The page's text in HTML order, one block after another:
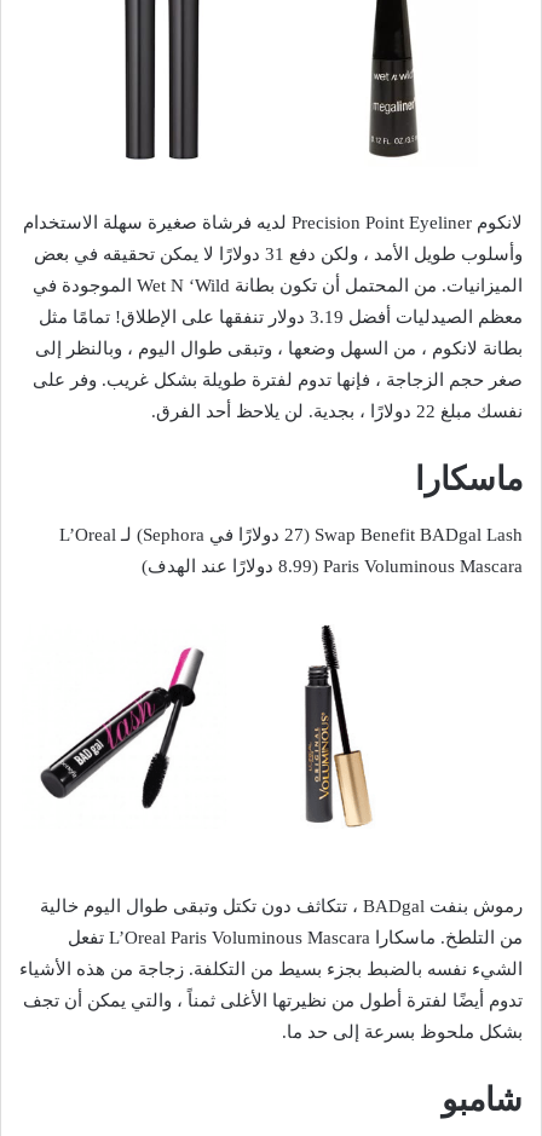
لانكوم Precision Point Eyeliner لديه فرشاة صغيرة سهلة الاستخدام
وأسلوب طويل الأمد ، ولكن دفع 31 دولارًا لا يمكن تحقيقه في بعض
الميزانيات. من المحتمل أن تكون بطانة Wet N ‘Wild الموجودة في
معظم الصيدليات أفضل 3.19 دولار تنفقها على الإطلاق! تمامًا مثل
بطانة لانكوم ، من السهل وضعها ، وتبقى طوال اليوم ، وبالنظر إلى
صغر حجم الزجاجة ، فإنها تدوم لفترة طويلة بشكل غريب. وفر على
نفسك مبلغ 22 دولارًا ، بجدية. لن يلاحظ أحد الفرق.
ماسكارا
Swap Benefit BADgal Lash (27 دولارًا في Sephora) لـ L’Oreal
Paris Voluminous Mascara (8.99 دولارًا عند الهدف)
رموش بنفت BADgal ، تتكاثف دون تكتل وتبقى طوال اليوم خالية
من التلطخ. ماسكارا L’Oreal Paris Voluminous Mascara تفعل
الشيء نفسه بالضبط بجزء بسيط من التكلفة. زجاجة من هذه الأشياء
تدوم أيضًا لفترة أطول من نظيرتها الأغلى ثمناً ، والتي يمكن أن تجف
بشكل ملحوظ بسرعة إلى حد ما.
شامبو